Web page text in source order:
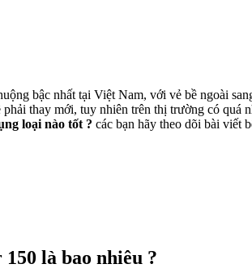
bậc nhất tại Việt Nam, với vẻ bề ngoài
phải thay mới, tuy nhiên trên thị trường có quá
loại nào tốt ? các bạn hãy theo dõi bài viết
150 là bao nhiêu ?